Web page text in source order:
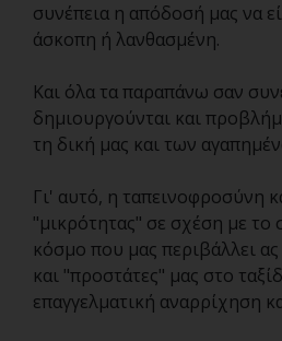
συνέπεια η απόδοσή μας να
άσκοπη ή λανθασμένη.
Και όλα τα παραπάνω σαν
δημιουργούνται και
τη δική μας και των
Γι' αυτό, η ταπεινοφροσύνη
"μικρότητας" σε σχέση με το
κόσμο που μας περιβάλλει
και "προστάτες" μας στο
επαγγελματική αναρρίχηση